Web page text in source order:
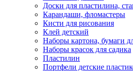
Доски для пластилина,
Карандаши, фломастеры
Кисти для рисования
Клей детский
Наборы картона, бумаги
Наборы красок для садика
Пластилин
Портфели детские